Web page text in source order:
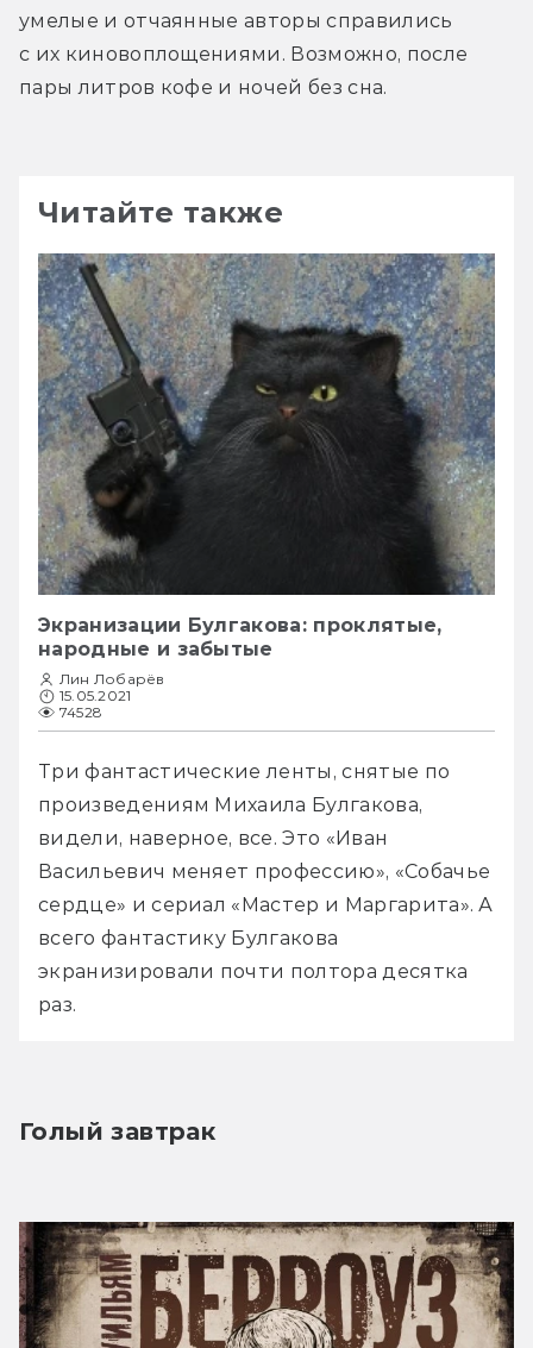
умелые и отчаянные авторы справились
с их киновоплощениями. Возможно, после
пары литров кофе и ночей без сна.
Читайте также
Экранизации Булгакова: проклятые,
народные и забытые
Лин Лобарёв
15.05.2021
74528
Три фантастические ленты, снятые по
произведениям Михаила Булгакова,
видели, наверное, все. Это «Иван
Васильевич меняет профессию», «Собачье
сердце» и сериал «Мастер и Маргарита». А
всего фантастику Булгакова
экранизировали почти полтора десятка
раз.
Голый завтрак